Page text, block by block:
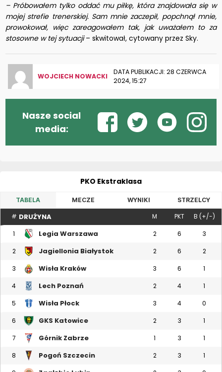
– Próbowałem tylko oddać mu piłkę, która znajdowała się w
mojej strefie trenerskiej. Sam mnie zaczepił, popchnął mnie,
prowokował, więc zareagowałem tak, jak uważałem to za
stosowne w tej sytuacji– skwitował, cytowany przez Sky.
WOJCIECH NOWACKI
DATA PUBLIKACJI: 28 CZERWCA
2024, 15:27
Nasze social
media:
PKO Ekstraklasa
TABELA MECZE WYNIKI STRZELCY
# DRUŻYNA M PKT B (+/-)
1 Legia Warszawa 2 6 3
2 Jagiellonia Białystok 2 6 2
3 Wisła Kraków 3 6 1
4 Lech Poznań 2 4 1
5 Wisła Płock 3 4 0
6 GKS Katowice 2 3 1
7 Górnik Zabrze 1 3 1
8 Pogoń Szczecin 2 3 1